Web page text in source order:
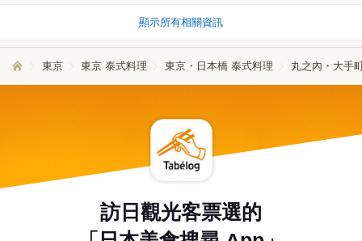
顯示所有相關資訊
東京 東京 泰式料理 東京・日本橋 泰式料理 丸之內・大手
訪日觀光客票選的